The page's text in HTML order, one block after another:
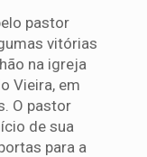
pastor
vitórias
na igreja
Vieira, em
O pastor
de sua
para a